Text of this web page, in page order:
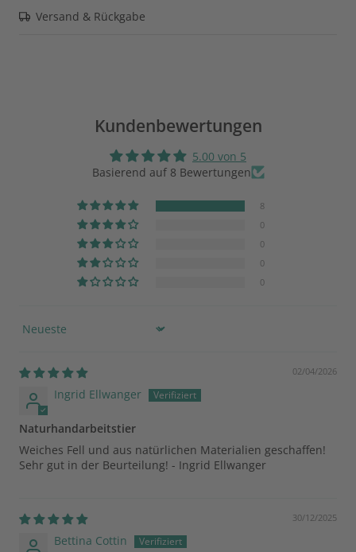
Versand & Rückgabe
Kundenbewertungen
5.00 von 5
Basierend auf 8 Bewertungen
8
0
0
0
0
Sort by
02/04/2026
Ingrid Ellwanger
Naturhandarbeitstier
Weiches Fell und aus natürlichen Materialien geschaffen!
Sehr gut in der Beurteilung! - Ingrid Ellwanger
30/12/2025
Bettina Cottin